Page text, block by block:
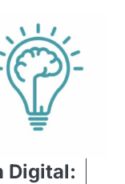
Digital: